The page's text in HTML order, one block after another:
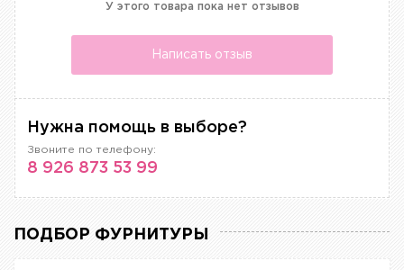
У этого товара пока нет отзывов
Написать отзыв
Нужна помощь в выборе?
Звоните по телефону:
8 926 873 53 99
ПОДБОР ФУРНИТУРЫ